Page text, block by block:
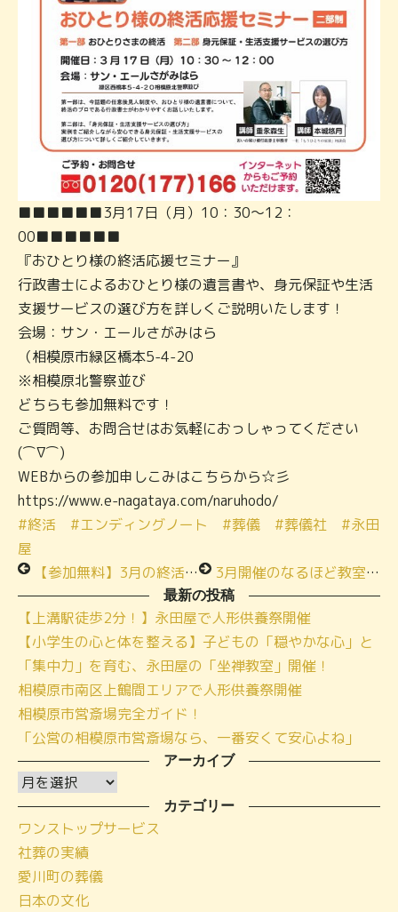
■■■■■■3月17日（月）10：30～12：
00■■■■■■
『おひとり様の終活応援セミナー』
行政書士によるおひとり様の遺言書や、身元保証や生活
支援サービスの選び方を詳しくご説明いたします！
会場：サン・エールさがみはら
（相模原市緑区橋本5-4-20
※相模原北警察並び
どちらも参加無料です！
ご質問等、お問合せはお気軽におっしゃってください
(⌒∇⌒)
WEBからの参加申しこみはこちらから☆彡
https://www.e-nagataya.com/naruhodo/
#終活
#エンディングノート #葬儀 #葬儀社
#永田
屋
【参加無料】3月の終活教室は西橋本にて！～現在受付中～
3月開催のなるほど教室のご案内～参加費無料～
最新の投稿
【上溝駅徒歩2分！】永田屋で人形供養祭開催
【小学生の心と体を整える】子どもの「穏やかな心」と
「集中力」を育む、永田屋の「坐禅教室」開催！
相模原市南区上鶴間エリアで人形供養祭開催
相模原市営斎場完全ガイド！
「公営の相模原市営斎場なら、一番安くて安心よね」
アーカイブ
ア
ー
カ
イ
ブ
カテゴリー
ワンストップサービス
社葬の実績
愛川町の葬儀
日本の文化